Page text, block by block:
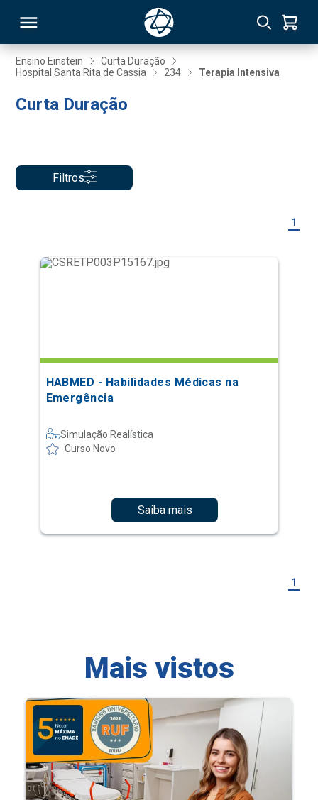
Ensino Einstein
Curta Duração
Hospital Santa Rita de Cassia
234 Terapia Intensiva
Curta Duração
Filtros
1
HABMED - Habilidades Médicas na
Emergência
Simulação Realística
Curso Novo
Saiba mais
1
Mais vistos